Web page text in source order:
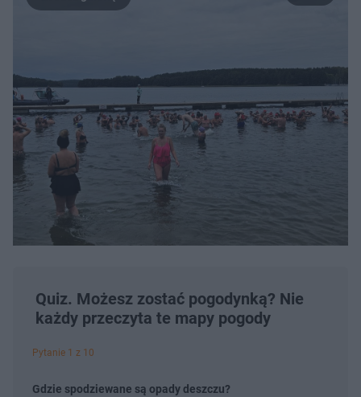
Quiz. Możesz zostać pogodynką? Nie
każdy przeczyta te mapy pogody
Pytanie 1 z 10
Gdzie spodziewane są opady deszczu?